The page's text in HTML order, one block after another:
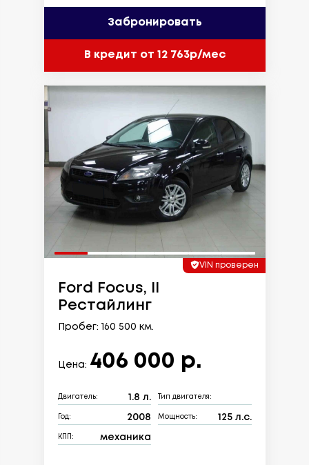
Забронировать
В кредит от 12 763р/мес
VIN проверен
Ford Focus, II
Рестайлинг
Пробег: 160 500 км.
Цена: 406 000 р.
Двигатель: 1.8 л. Тип двигателя:
Год: 2008 Мощность: 125 л.с.
КПП: механика